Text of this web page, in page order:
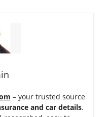
– your trusted source
and car details.